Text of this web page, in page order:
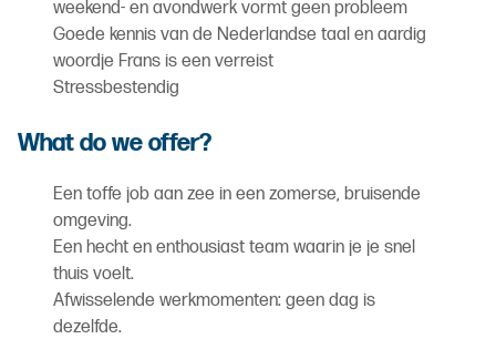
weekend- en avondwerk vormt geen probleem
Goede kennis van de Nederlandse taal en aardig
woordje Frans is een verreist
Stressbestendig
What do we offer?
Een toffe job aan zee in een zomerse, bruisende
omgeving.
Een hecht en enthousiast team waarin je je snel
thuis voelt.
Afwisselende werkmomenten: geen dag is
dezelfde.